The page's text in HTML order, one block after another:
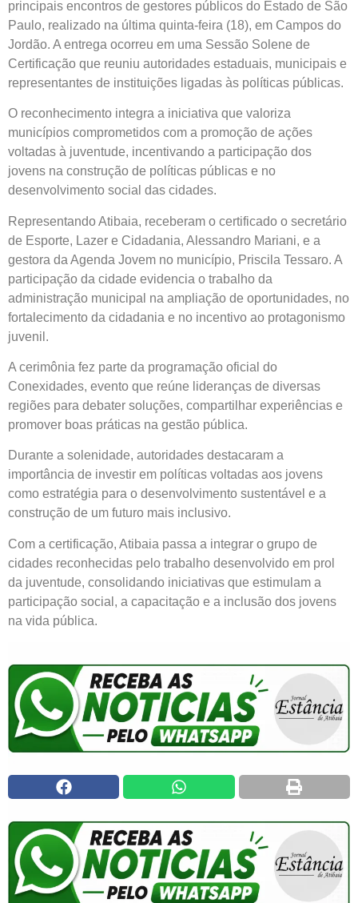
principais encontros de gestores públicos do Estado de São
Paulo, realizado na última quinta-feira (18), em Campos do
Jordão. A entrega ocorreu em uma Sessão Solene de
Certificação que reuniu autoridades estaduais, municipais e
representantes de instituições ligadas às políticas públicas.
O reconhecimento integra a iniciativa que valoriza
municípios comprometidos com a promoção de ações
voltadas à juventude, incentivando a participação dos
jovens na construção de políticas públicas e no
desenvolvimento social das cidades.
Representando Atibaia, receberam o certificado o secretário
de Esporte, Lazer e Cidadania, Alessandro Mariani, e a
gestora da Agenda Jovem no município, Priscila Tessaro. A
participação da cidade evidencia o trabalho da
administração municipal na ampliação de oportunidades, no
fortalecimento da cidadania e no incentivo ao protagonismo
juvenil.
A cerimônia fez parte da programação oficial do
Conexidades, evento que reúne lideranças de diversas
regiões para debater soluções, compartilhar experiências e
promover boas práticas na gestão pública.
Durante a solenidade, autoridades destacaram a
importância de investir em políticas voltadas aos jovens
como estratégia para o desenvolvimento sustentável e a
construção de um futuro mais inclusivo.
Com a certificação, Atibaia passa a integrar o grupo de
cidades reconhecidas pelo trabalho desenvolvido em prol
da juventude, consolidando iniciativas que estimulam a
participação social, a capacitação e a inclusão dos jovens
na vida pública.